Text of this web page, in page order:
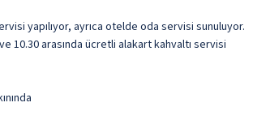
yapılıyor, ayrıca otelde oda servisi sunuluyor.
10.30 arasında ücretli alakart kahvaltı servisi